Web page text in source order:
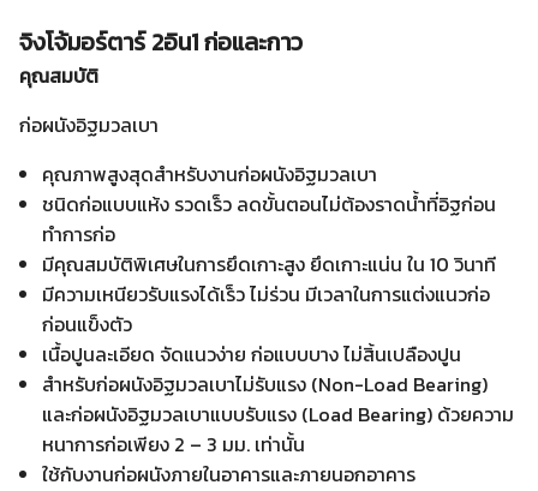
จิงโจ้มอร์ตาร์ 2อิน1 ก่อและกาว
คุณสมบัติ
ก่อผนังอิฐมวลเบา
คุณภาพสูงสุดสำหรับงานก่อผนังอิฐมวลเบา
ชนิดก่อแบบแห้ง รวดเร็ว ลดขั้นตอนไม่ต้องราดน้ำที่อิฐก่อน
ทำการก่อ
มีคุณสมบัติพิเศษในการยึดเกาะสูง ยึดเกาะแน่น ใน 10 วินาที
มีความเหนียวรับแรงได้เร็ว ไม่ร่วน มีเวลาในการแต่งแนวก่อ
ก่อนแข็งตัว
เนื้อปูนละเอียด จัดแนวง่าย ก่อแบบบาง ไม่สิ้นเปลืองปูน
สำหรับก่อผนังอิฐมวลเบาไม่รับแรง (Non-Load Bearing)
และก่อผนังอิฐมวลเบาแบบรับแรง (Load Bearing) ด้วยความ
หนาการก่อเพียง 2 – 3 มม. เท่านั้น
ใช้กับงานก่อผนังภายในอาคารและภายนอกอาคาร